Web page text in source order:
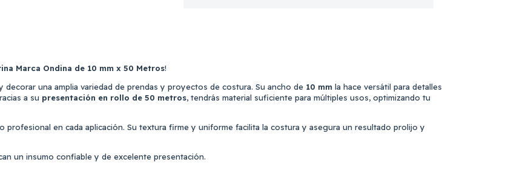
Marca Ondina de 10 mm x 50 Metros!
una amplia variedad de prendas y proyectos de costura. Su ancho de 10 mm la hace versátil para detalles
a su presentación en rollo de 50 metros, tendrás material suficiente para múltiples usos, optimizando tu
profesional en cada aplicación. Su textura firme y uniforme facilita la costura y asegura un resultado prolijo y
un insumo confiable y de excelente presentación.